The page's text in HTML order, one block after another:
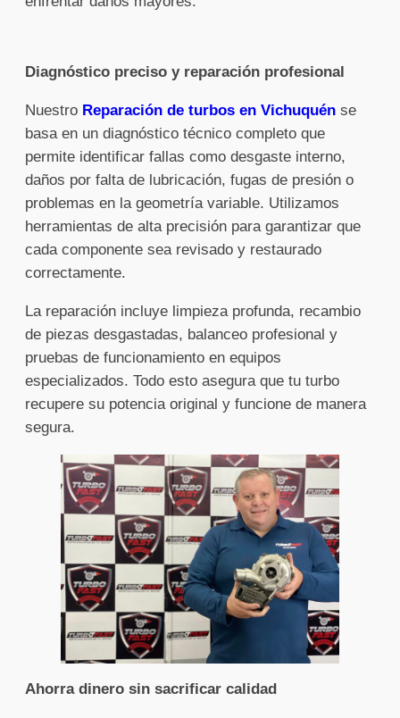
Diagnóstico preciso y reparación profesional
Nuestro Reparación de turbos en Vichuquén se
basa en un diagnóstico técnico completo que
permite identificar fallas como desgaste interno,
daños por falta de lubricación, fugas de presión o
problemas en la geometría variable. Utilizamos
herramientas de alta precisión para garantizar que
cada componente sea revisado y restaurado
correctamente.
La reparación incluye limpieza profunda, recambio
de piezas desgastadas, balanceo profesional y
pruebas de funcionamiento en equipos
especializados. Todo esto asegura que tu turbo
recupere su potencia original y funcione de manera
segura.
Ahorra dinero sin sacrificar calidad